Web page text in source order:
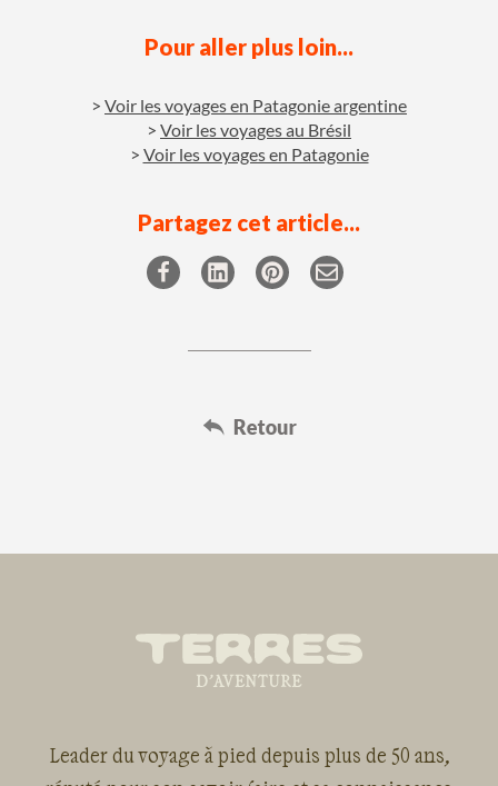
Pour aller plus loin...
Voir les voyages en Patagonie argentine
Voir les voyages au Brésil
Voir les voyages en Patagonie
Partagez cet article...
Leader du voyage à pied depuis plus de 50 ans,